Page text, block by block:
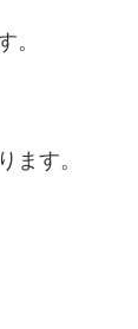
。
ます。